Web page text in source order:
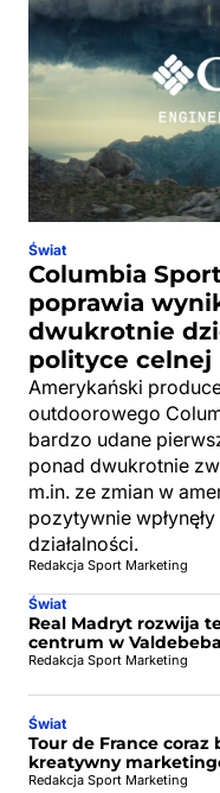
Świat
Columbia
poprawia
dwukrotnie
polityce celnej
Amerykański
outdoorowego
bardzo udane
ponad dwukrotnie
m.in. ze zmian w
pozytywnie
działalności.
Redakcja Sport Marketing
Świat
Real Madryt rozwija
centrum w
Redakcja Sport Marketing
Świat
Tour de France coraz
kreatywny
Redakcja Sport Marketing